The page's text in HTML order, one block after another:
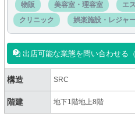
物販
美容室・理容室
エ
クリニック
娯楽施設・レジャ
出店可能な業態を問い合わせる（
構造 SRC
階建 地下1階地上8階